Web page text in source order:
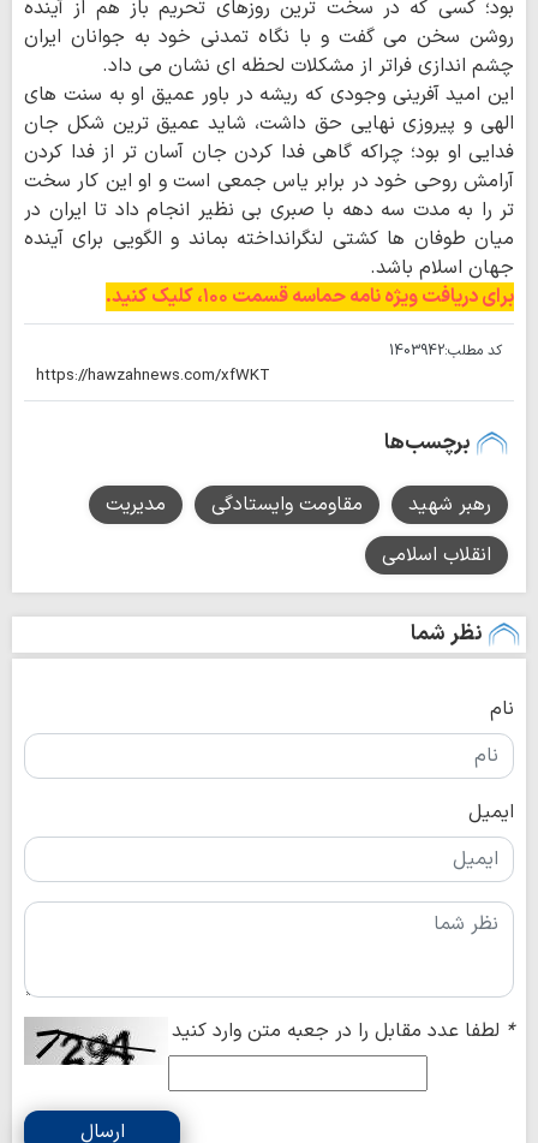
بود؛ کسی که در سخت ترین روزهای تحریم باز هم از آینده
روشن سخن می گفت و با نگاه تمدنی خود به جوانان ایران
چشم اندازی فراتر از مشکلات لحظه ای نشان می داد.
این امید آفرینی وجودی که ریشه در باور عمیق او به سنت های
الهی و پیروزی نهایی حق داشت، شاید عمیق ترین شکل جان
فدایی او بود؛ چراکه گاهی فدا کردن جان آسان تر از فدا کردن
آرامش روحی خود در برابر یاس جمعی است و او این کار سخت
تر را به مدت سه دهه با صبری بی نظیر انجام داد تا ایران در
میان طوفان ها کشتی لنگرانداخته بماند و الگویی برای آینده
جهان اسلام باشد.
برای دریافت ویژه نامه حماسه قسمت ۱۰۰، کلیک کنید.
کد مطلب:1403942
برچسب‌ها
رهبر شهید مقاومت وایستادگی
مدیریت
انقلاب اسلامی
نظر شما
نام
ایمیل
* لطفا عدد مقابل را در جعبه متن وارد کنید
ارسال